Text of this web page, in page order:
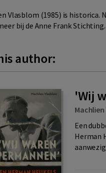
Vlasblom (1985) is historica.
bij de Anne Frank Stichting.
author:
'Wij
Een
Herman